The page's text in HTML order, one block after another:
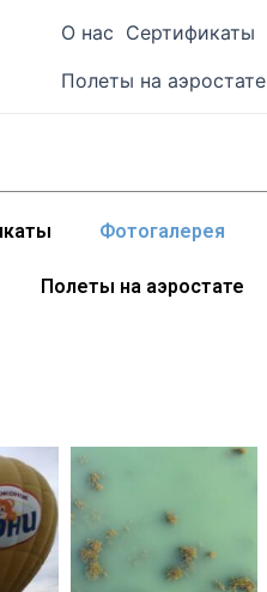
О нас Сертификаты
Полеты на аэростате
Фотогалерея
Полеты на аэростате